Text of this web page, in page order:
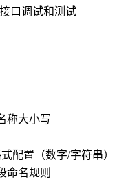
口调试和测试
称大小写
配置（数字/字符串）
命名规则